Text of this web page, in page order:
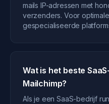
mails IP-adressen met
verzenders. Voor
gespecialiseerde
Wat is het beste
Mailchimp?
Als je een SaaS-bedrijf